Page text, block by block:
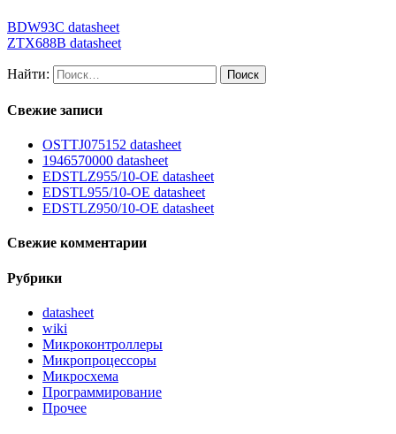
BDW93C datasheet
ZTX688B datasheet
Найти:
Свежие записи
OSTTJ075152 datasheet
1946570000 datasheet
EDSTLZ955/10-OE datasheet
EDSTL955/10-OE datasheet
EDSTLZ950/10-OE datasheet
Свежие комментарии
Рубрики
datasheet
wiki
Микроконтроллеры
Микропроцессоры
Микросхема
Программирование
Прочее